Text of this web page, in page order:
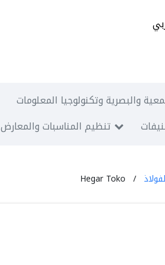
والبصرية وتكنولوجيا المعلومات
تنظيم المناسبات والمعارض
Hegar Toko